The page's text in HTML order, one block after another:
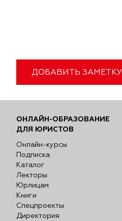
ДОБАВИТЬ ЗАМЕТКУ
ОНЛАЙН-ОБРАЗОВАНИЕ
ДЛЯ ЮРИСТОВ
Онлайн-курсы
Подписка
Каталог
Лекторы
Юрлицам
Книги
Спецпроекты
Директория